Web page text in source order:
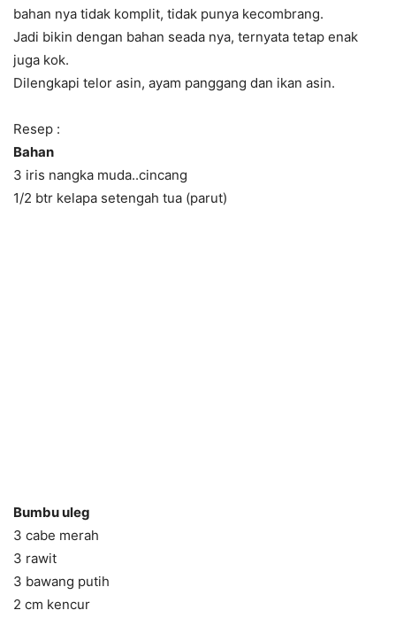
bahan nya tidak komplit, tidak punya kecombrang.
Jadi bikin dengan bahan seada nya, ternyata tetap enak
juga kok.
Dilengkapi telor asin, ayam panggang dan ikan asin.
Resep :
Bahan
3 iris nangka muda..cincang
1/2 btr kelapa setengah tua (parut)
Bumbu uleg
3 cabe merah
3 rawit
3 bawang putih
2 cm kencur